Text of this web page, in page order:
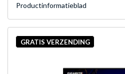
Product­informatieblad
GRATIS VERZENDING